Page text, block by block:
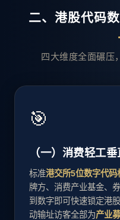
二、港股代码
四大维度全面碾压
🎯
（一）消费轻工
标准港交所5位数字代码
牌方、消费产业基金、
到数字即可快速锁定港
动输址访客全部为产业